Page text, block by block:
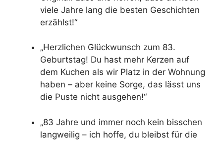
viele Jahre lang die besten Geschichten
erzählst!“
„Herzlichen Glückwunsch zum 83.
Geburtstag! Du hast mehr Kerzen auf
dem Kuchen als wir Platz in der Wohnung
haben – aber keine Sorge, das lässt uns
die Puste nicht ausgehen!“
„83 Jahre und immer noch kein bisschen
langweilig – ich hoffe, du bleibst für die